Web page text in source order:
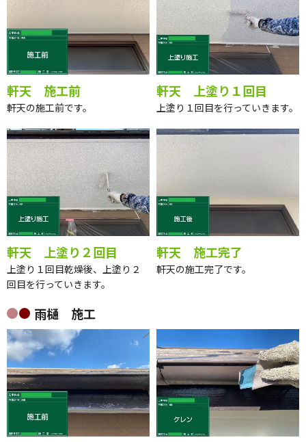
軒天 施工前
軒天の施工前です。
軒天 上塗り１回目
上塗り１回目を行っていきます。
軒天 上塗り２回目
上塗り１回目乾燥後、上塗り２
回目を行っていきます。
軒天 施工完了
軒天の施工完了です。
雨樋 施工